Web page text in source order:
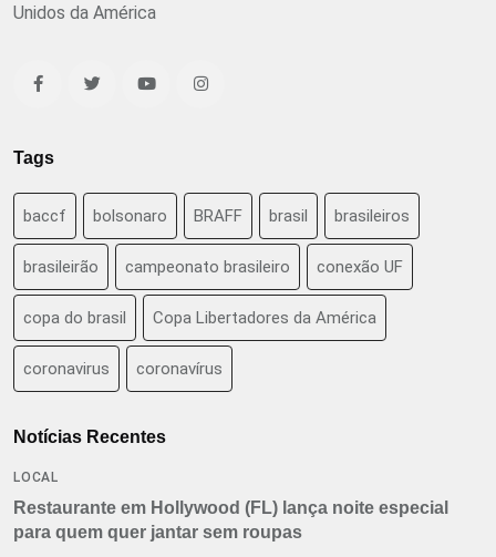
Unidos da América
Tags
baccf bolsonaro BRAFF brasil brasileiros
brasileirão campeonato brasileiro conexão UF
copa do brasil Copa Libertadores da América
coronavirus coronavírus
Notícias Recentes
LOCAL
Restaurante em Hollywood (FL) lança noite especial
para quem quer jantar sem roupas